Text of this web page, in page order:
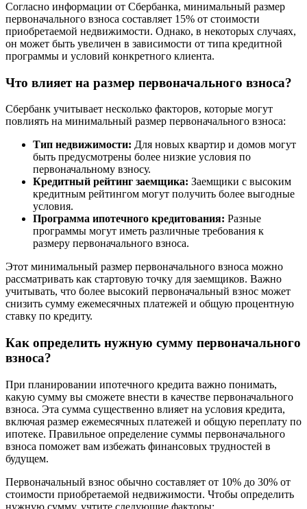
Согласно информации от Сбербанка, минимальный размер
первоначального взноса составляет 15% от стоимости
приобретаемой недвижимости. Однако, в некоторых случаях,
он может быть увеличен в зависимости от типа кредитной
программы и условий конкретного клиента.
Что влияет на размер первоначального взноса?
Сбербанк учитывает несколько факторов, которые могут
повлиять на минимальный размер первоначального взноса:
Тип недвижимости: Для новых квартир и домов могут
быть предусмотрены более низкие условия по
первоначальному взносу.
Кредитный рейтинг заемщика: Заемщики с высоким
кредитным рейтингом могут получить более выгодные
условия.
Программа ипотечного кредитования: Разные
программы могут иметь различные требования к
размеру первоначального взноса.
Этот минимальный размер первоначального взноса можно
рассматривать как стартовую точку для заемщиков. Важно
учитывать, что более высокий первоначальный взнос может
снизить сумму ежемесячных платежей и общую процентную
ставку по кредиту.
Как определить нужную сумму первоначального
взноса?
При планировании ипотечного кредита важно понимать,
какую сумму вы сможете внести в качестве первоначального
взноса. Эта сумма существенно влияет на условия кредита,
включая размер ежемесячных платежей и общую переплату по
ипотеке. Правильное определение суммы первоначального
взноса поможет вам избежать финансовых трудностей в
будущем.
Первоначальный взнос обычно составляет от 10% до 30% от
стоимости приобретаемой недвижимости. Чтобы определить
нужную сумму, учтите следующие факторы: